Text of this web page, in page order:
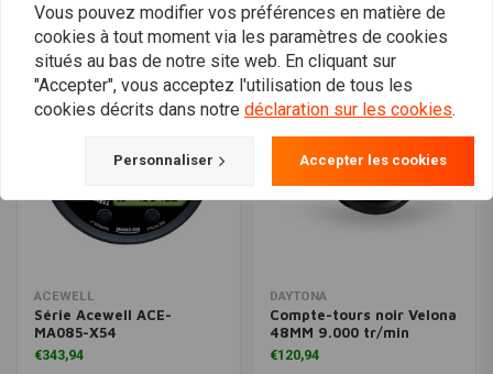
ACEWELL
Série Acewell ACE-
MA085-X54
€343,94
DAYTONA
Compte-tours noir Velona
48MM 9.000 tr/min
€120,94
Vous pouvez modifier vos préférences en matière de
cookies à tout moment via les paramètres de cookies
situés au bas de notre site web. En cliquant sur
"Accepter", vous acceptez l'utilisation de tous les
cookies décrits dans notre déclaration sur les cookies.
Personnaliser Accepter les cookies